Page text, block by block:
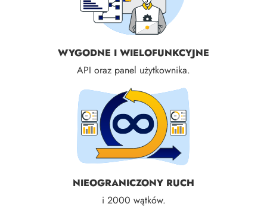
WYGODNE I WIELOFUNKCYJNE
API oraz panel użytkownika.
NIEOGRANICZONY RUCH
i 2000 wątków.